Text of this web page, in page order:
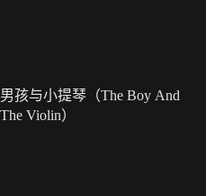
男孩与小提琴（The Boy And
The Violin）